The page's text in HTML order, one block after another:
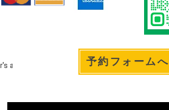
予約フォームへ